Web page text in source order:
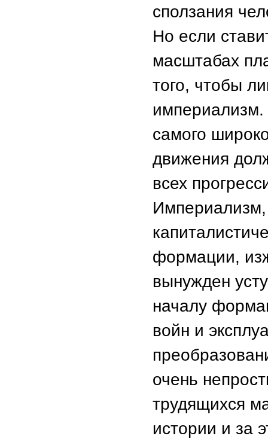
сползания
Но если
масштабах
того, чтобы
империализм.
самого
движения
всех
формации,
вынужден
началу
войн и
очень
трудящихся
истории и за